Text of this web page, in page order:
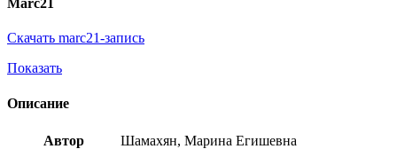
Marc21
Скачать marc21-запись
Показать
Описание
Автор Шамахян, Марина Егишевна